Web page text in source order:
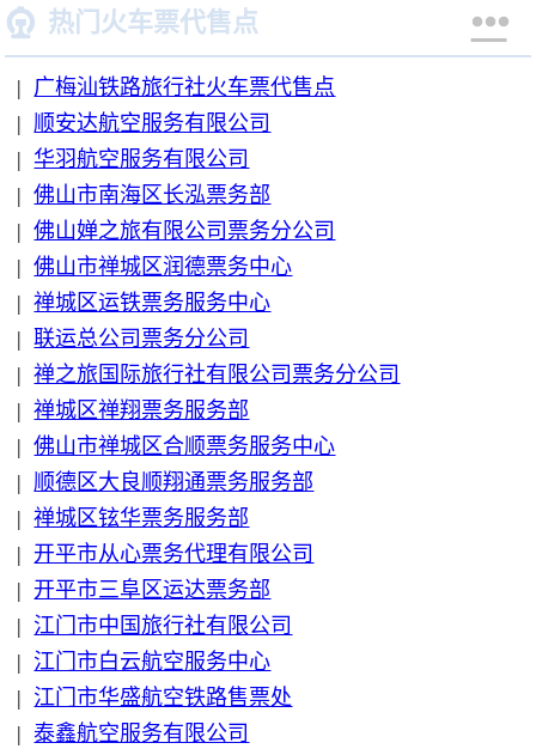
 热门火车票代售点 
| 广梅汕铁路旅行社火车票代售点
| 顺安达航空服务有限公司
| 华羽航空服务有限公司
| 佛山市南海区长泓票务部
| 佛山婵之旅有限公司票务分公司
| 佛山市禅城区润德票务中心
| 禅城区运铁票务服务中心
| 联运总公司票务分公司
| 禅之旅国际旅行社有限公司票务分公司
| 禅城区禅翔票务服务部
| 佛山市禅城区合顺票务服务中心
| 顺德区大良顺翔通票务服务部
| 禅城区铉华票务服务部
| 开平市从心票务代理有限公司
| 开平市三阜区运达票务部
| 江门市中国旅行社有限公司
| 江门市白云航空服务中心
| 江门市华盛航空铁路售票处
| 泰鑫航空服务有限公司